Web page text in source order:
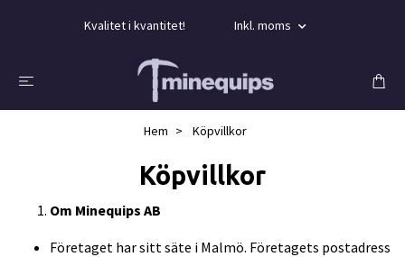
Kvalitet i kvantitet! Inkl. moms
Hem Köpvillkor
Köpvillkor
Om Minequips AB
Företaget har sitt säte i Malmö. Företagets postadress